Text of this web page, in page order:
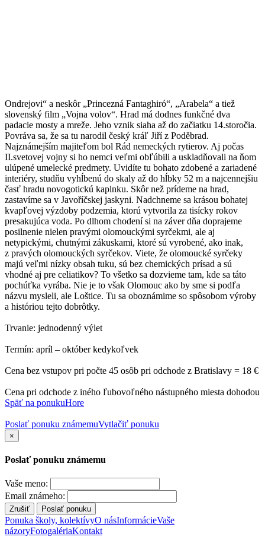
Ondrejovi“ a neskôr „Princezná Fantaghiró“, „Arabela“ a tiež
slovenský film „Vojna volov“. Hrad má dodnes funkčné dva
padacie mosty a mreže. Jeho vznik siaha až do začiatku 14.storočia.
Povráva sa, že sa tu narodil český kráľ Jiří z Poděbrad.
Najznámejším majiteľom bol Rád nemeckých rytierov. Aj počas
II.svetovej vojny si ho nemci veľmi obľúbili a uskladňovali na ňom
ulúpené umelecké predmety. Uvidíte tu bohato zdobené a zariadené
interiéry, studňu vyhĺbenú do skaly až do hĺbky 52 m a najcennejšiu
časť hradu novogotickú kaplnku. Skôr než prídeme na hrad,
zastavíme sa v Javoříčskej jaskyni. Nadchneme sa krásou bohatej
kvapľovej výzdoby podzemia, ktorú vytvorila za tisícky rokov
presakujúca voda. Po dlhom chodení si na záver dňa doprajeme
posilnenie nielen pravými olomouckými syrčekmi, ale aj
netypickými, chutnými zákuskami, ktoré sú vyrobené, ako inak,
z pravých olomouckých syrčekov. Viete, že olomoucké syrčeky
majú veľmi nízky obsah tuku, sú bez chemických prísad a sú
vhodné aj pre celiatikov? To všetko sa dozvieme tam, kde sa táto
pochúťka vyrába. Nie je to však Olomouc ako by sme si podľa
názvu mysleli, ale Loštice. Tu sa oboznámime so spôsobom výroby
a históriou tejto dobrôtky.
Trvanie: jednodenný výlet
Termín: apríl – október kedykoľvek
Cena bez vstupov pri počte 45 osôb pri odchode z Bratislavy = 18 €
Cena pri odchode z iného ľubovoľného nástupného miesta dohodou
Späť na ponukuHore
Poslať ponuku známemuVytlačiť ponuku
×
Poslať ponuku známemu
Vaše meno:
Email známeho:
Zrušiť Poslať ponuku
Ponuka školy, kolektívyO násInformácieVaše
názoryFotogalériaKontakt